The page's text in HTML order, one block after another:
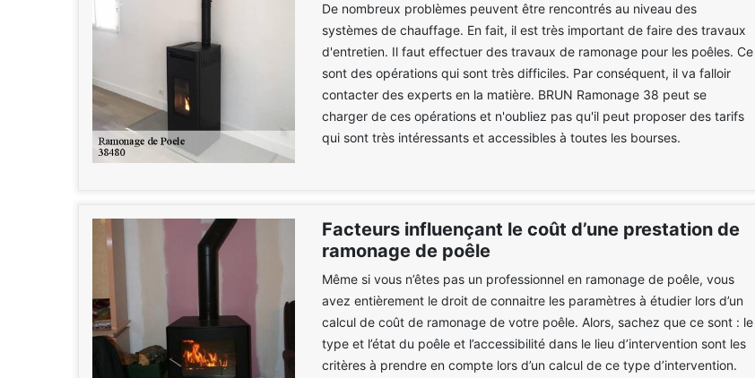
De nombreux problèmes peuvent être rencontrés au niveau des
systèmes de chauffage. En fait, il est très important de faire des travaux
d'entretien. Il faut effectuer des travaux de ramonage pour les poêles. Ce
sont des opérations qui sont très difficiles. Par conséquent, il va falloir
contacter des experts en la matière. BRUN Ramonage 38 peut se
charger de ces opérations et n'oubliez pas qu'il peut proposer des tarifs
qui sont très intéressants et accessibles à toutes les bourses.
Facteurs influençant le coût d’une prestation de
ramonage de poêle
Même si vous n’êtes pas un professionnel en ramonage de poêle, vous
avez entièrement le droit de connaitre les paramètres à étudier lors d’un
calcul de coût de ramonage de votre poêle. Alors, sachez que ce sont : le
type et l’état du poêle et l’accessibilité dans le lieu d’intervention sont les
critères à prendre en compte lors d’un calcul de ce type d’intervention.